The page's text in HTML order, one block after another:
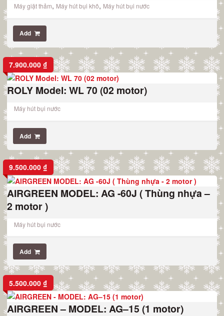
Máy giặt thảm, Máy hút bụi khô, Máy hút bụi nước
Add
7.900.000 ₫
ROLY Model: WL 70 (02 motor)
Máy hút bụi nước
Add
9.500.000 ₫
AIRGREEN MODEL: AG -60J ( Thùng nhựa –
2 motor )
Máy hút bụi nước
Add
5.500.000 ₫
AIRGREEN – MODEL: AG–15 (1 motor)